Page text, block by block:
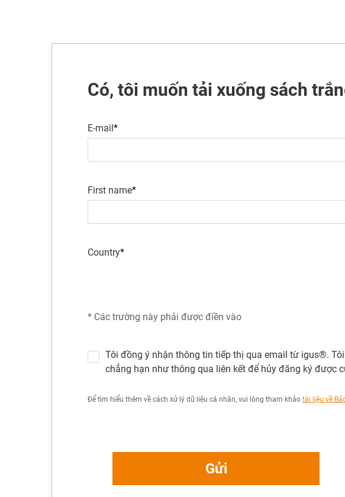
Có, tôi muốn tải xuống sách
E-mail
First name
Country
* Các trường này phải được điền vào
Tôi đồng ý nhận thông tin tiếp thị qua email từ igus®.
chẳng hạn như thông qua liên kết để hủy đăng ký được
Để tìm hiểu thêm về cách xử lý dữ liệu cá nhân, vui lòng tham khảo tài liệu về